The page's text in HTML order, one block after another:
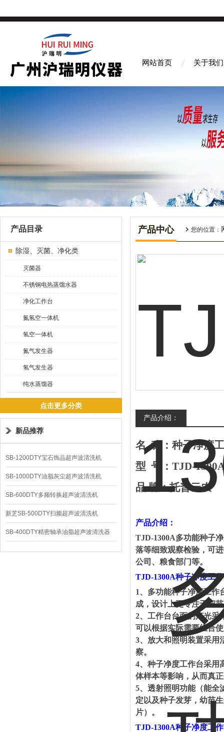
网站首页 关于我们
产品目录
除湿、灭菌、净化类
灭菌器
不锈钢电热蒸馏水器
净化工作台
氮氢空一体机
氢空一体机
氮气发生器
氢气发生器
纯水蒸馏器
点击更多分类
新品推荐
SB-1200DTY宝石饰品超声波清洗机
SB-1000DTY油脂灰尘超声波清洗机
SB-600DTY多频转换超声波清洗机
新芝SB-500DTY扫频超声波清洗机
SB-400DTY精密轴承油脂超声波清洗器
产品中心 您的位置：
产品介绍：
名 称：种子净度
型 号： TJD-
品 牌：托普云农
产品介绍：
TJD-1300A多功能种子
落等细致观察检验，可
公司、粮食部门等。
TJD-1300A种子净度工
1、多功能种子净度工作
成，设计上更专注于细
2、工作台台面的灯光采
可以根据实际需要组合
3、放大和照明装置采用
察。
4、种子净度工作台采用
体样本等影响，从而真
5、透射照明功能（能全
定以及种子发芽，幼苗
片）。
TJD-1300A种子净度工